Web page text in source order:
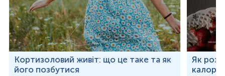
Кортизоловий живіт: що це таке та як
його позбутися
Як